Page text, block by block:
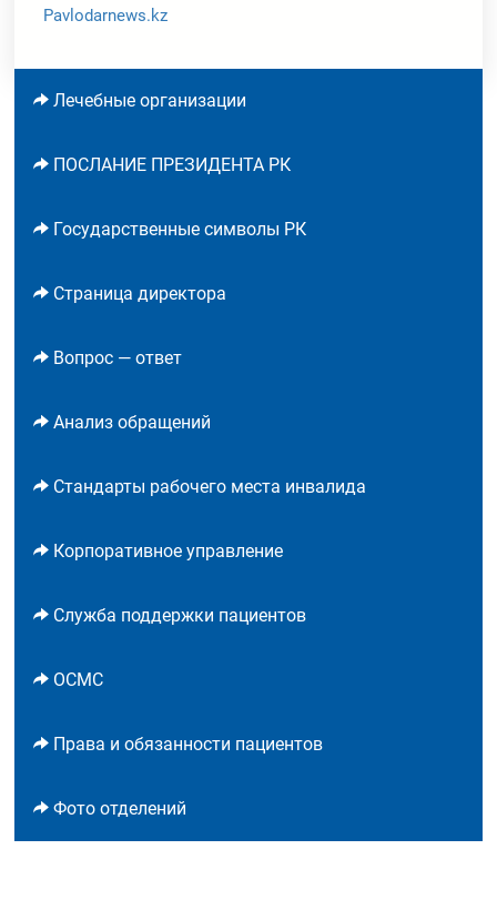
Pavlodarnews.kz
Лечебные организации
ПОСЛАНИЕ ПРЕЗИДЕНТА РК
Государственные символы РК
Страница директора
Вопрос — ответ
Анализ обращений
Стандарты рабочего места инвалида
Корпоративное управление
Служба поддержки пациентов
ОСМС
Права и обязанности пациентов
Фото отделений